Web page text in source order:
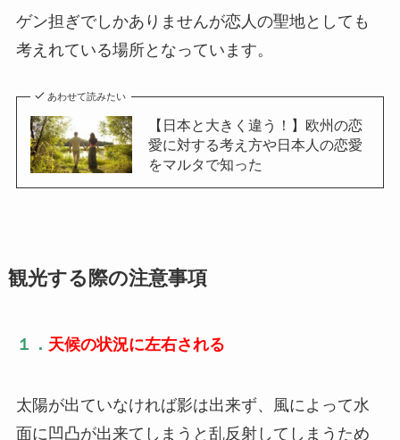
ゲン担ぎでしかありませんが恋人の聖地としても
考えれている場所となっています。
あわせて読みたい
【日本と大きく違う！】欧州の恋
愛に対する考え方や日本人の恋愛
をマルタで知った
観光する際の注意事項
１． 天候の状況に左右される
太陽が出ていなければ影は出来ず、風によって水
面に凹凸が出来てしまうと乱反射してしまうため